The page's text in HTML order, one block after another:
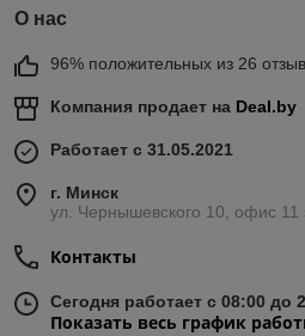
О нас
96% положительных из 26
Компания продает на Deal.by
Работает с 31.05.2021
г. Минск
ул. Чернышевского 10, офис 11
Контакты
Сегодня работает с 08:00 до
Показать весь график